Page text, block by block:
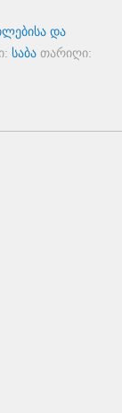
და
საბა თარიღი: